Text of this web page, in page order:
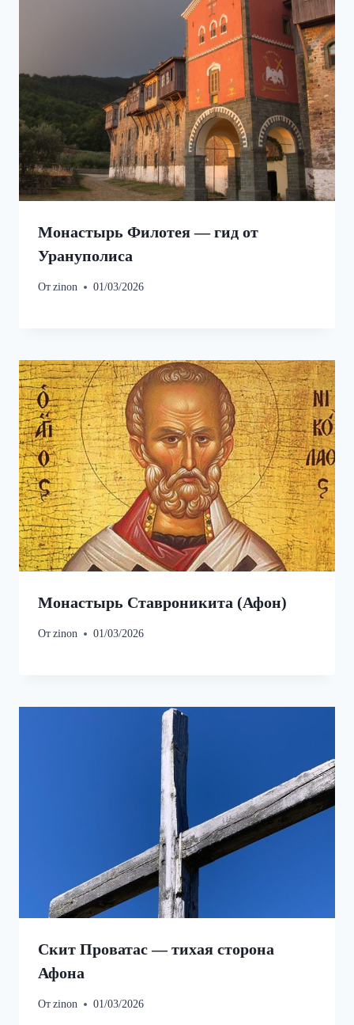
Монастырь Филотея — гид от
Урануполиса
Отzinon 01/03/2026
Монастырь Ставроникита (Афон)
Отzinon 01/03/2026
Скит Проватас — тихая сторона
Афона
Отzinon 01/03/2026